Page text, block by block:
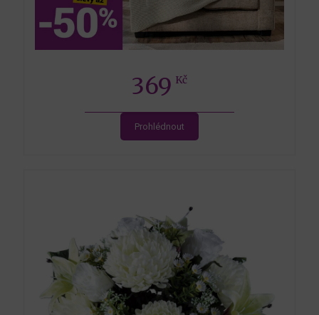
369 Kč
Prohlédnout